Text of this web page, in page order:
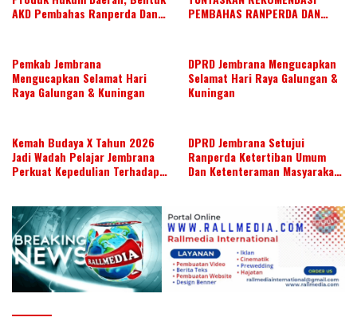
AKD Pembahas Ranperda Dan
PEMBAHAS RANPERDA DAN
Pemkab Jembrana
Mengucapkan Selamat Hari
Raya Galungan & Kuningan
DPRD Jembrana Mengucapkan
Selamat Hari Raya Galungan &
Kuningan
Kemah Budaya X Tahun 2026
Jadi Wadah Pelajar Jembrana
Perkuat Kepedulian Terhadap
DPRD Jembrana Setujui
Ranperda Ketertiban Umum
Dan Ketenteraman Masyarakat